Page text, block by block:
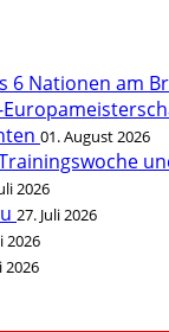
6 Nationen am
01. August 2026
2026
27. Juli 2026
2026
2026